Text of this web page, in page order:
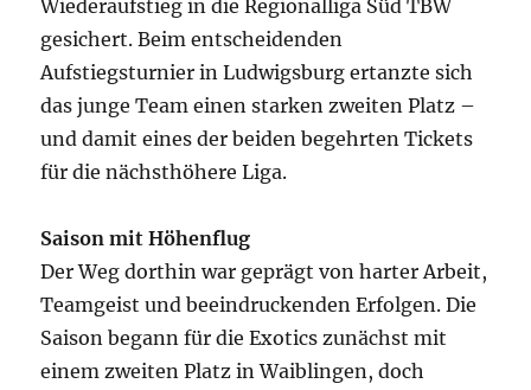
Wiederaufstieg in die Regionalliga Süd TBW
gesichert. Beim entscheidenden
Aufstiegsturnier in Ludwigsburg ertanzte sich
das junge Team einen starken zweiten Platz –
und damit eines der beiden begehrten Tickets
für die nächsthöhere Liga.
Saison mit Höhenflug
Der Weg dorthin war geprägt von harter Arbeit,
Teamgeist und beeindruckenden Erfolgen. Die
Saison begann für die Exotics zunächst mit
einem zweiten Platz in Waiblingen, doch